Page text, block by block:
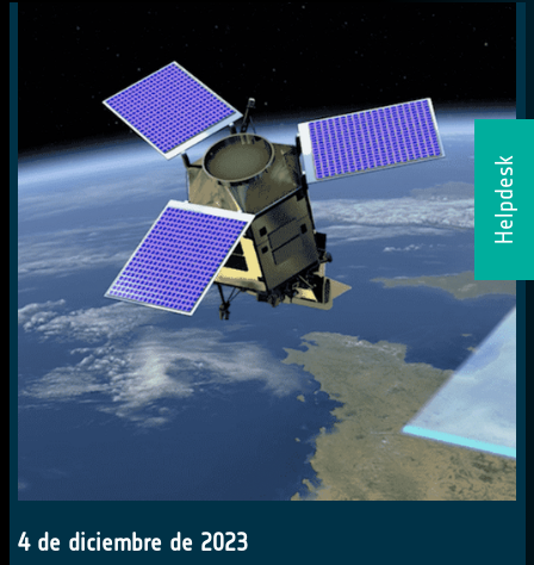
Helpdesk
4 de diciembre de 2023